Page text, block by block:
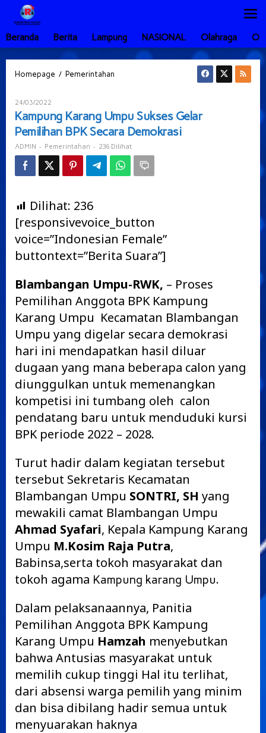
Lewati
konten
Beranda
Berita Lampung NASIONAL Olahraga
Homepage / Pemerintahan
Gelar
Pemilihan
Secara
Demokrasi
24/03/2022
ADMIN
Kampung Karang Umpu Sukses Gelar
Pemilihan BPK Secara Demokrasi
ADMIN - Pemerintahan - 236 Dilihat
Dilihat: 236
[responsivevoice_button
voice=”Indonesian Female”
buttontext=”Berita Suara”]
Blambangan Umpu-RWK, – Proses
Pemilihan Anggota BPK Kampung
Karang Umpu Kecamatan Blambangan
Umpu yang digelar secara demokrasi
hari ini mendapatkan hasil diluar
dugaan yang mana beberapa calon yang
diunggulkan untuk memenangkan
kompetisi ini tumbang oleh calon
pendatang baru untuk menduduki kursi
BPK periode 2022 – 2028.
Turut hadir dalam kegiatan tersebut
tersebut Sekretaris Kecamatan
Blambangan Umpu SONTRI, SH yang
mewakili camat Blambangan Umpu
Ahmad Syafari, Kepala Kampung Karang
Umpu M.Kosim Raja Putra,
Babinsa,serta tokoh masyarakat dan
tokoh agama Kampung karang Umpu.
Dalam pelaksanaannya, Panitia
Pemilihan Anggota BPK Kampung
Karang Umpu Hamzah menyebutkan
bahwa Antusias masyarakat untuk
memilih cukup tinggi Hal itu terlihat,
dari absensi warga pemilih yang minim
dan bisa dibilang hadir semua untuk
menyuarakan haknya